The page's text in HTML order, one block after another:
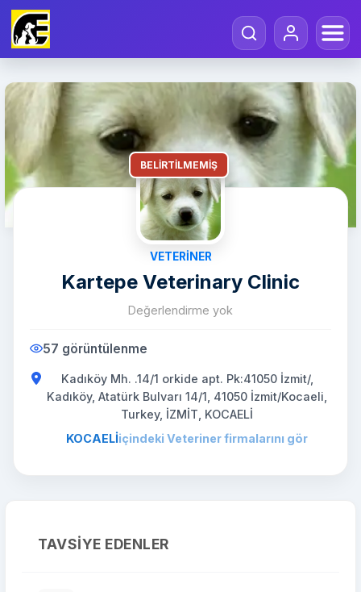
BELIRTILMEMIŞ
VETERINER
Kartepe Veterinary Clinic
Değerlendirme yok
57 görüntülenme
Kadıköy Mh. .14/1 orkide apt. Pk:41050 İzmit/,
Kadıköy, Atatürk Bulvarı 14/1, 41050 İzmit/Kocaeli,
Turkey, İZMİT, KOCAELİ
KOCAELİiçindeki Veteriner firmalarını gör
TAVSIYE EDENLER